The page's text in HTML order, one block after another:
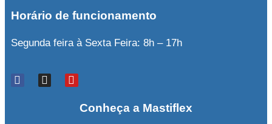
Horário de funcionamento
Segunda feira à Sexta Feira: 8h – 17h
Conheça a Mastiflex